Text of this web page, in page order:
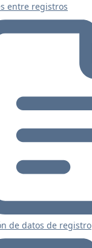
entre registros
de datos de registro